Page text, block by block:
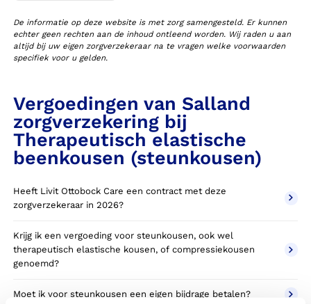
De informatie op deze website is met zorg samengesteld. Er kunnen
echter geen rechten aan de inhoud ontleend worden. Wij raden u aan
altijd bij uw eigen zorgverzekeraar na te vragen welke voorwaarden
specifiek voor u gelden.
Vergoedingen van Salland
zorgverzekering bij
Therapeutisch elastische
beenkousen (steunkousen)
Heeft Livit Ottobock Care een contract met deze
zorgverzekeraar in 2026?
Krijg ik een vergoeding voor steunkousen, ook wel
therapeutisch elastische kousen, of compressiekousen
genoemd?
Moet ik voor steunkousen een eigen bijdrage betalen?